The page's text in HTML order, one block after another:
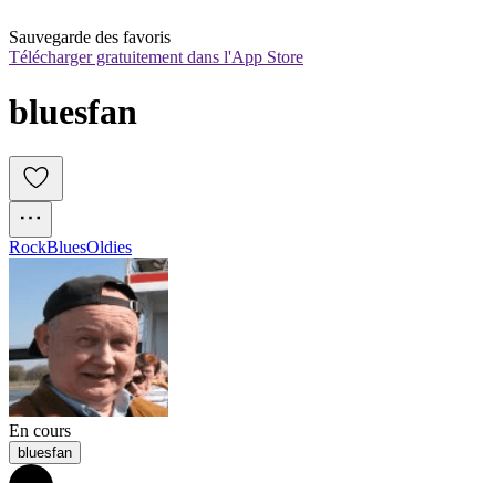
Sauvegarde des favoris
Télécharger gratuitement dans l'App Store
bluesfan
RockBluesOldies
En cours
bluesfan